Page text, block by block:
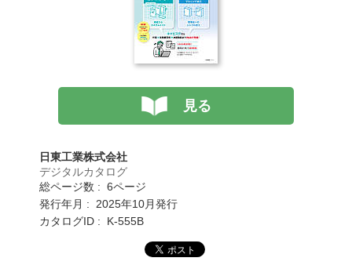
見る
日東工業株式会社
デジタルカタログ
総ページ数 : 6ページ
発行年月 : 2025年10月発行
カタログID : K-555B